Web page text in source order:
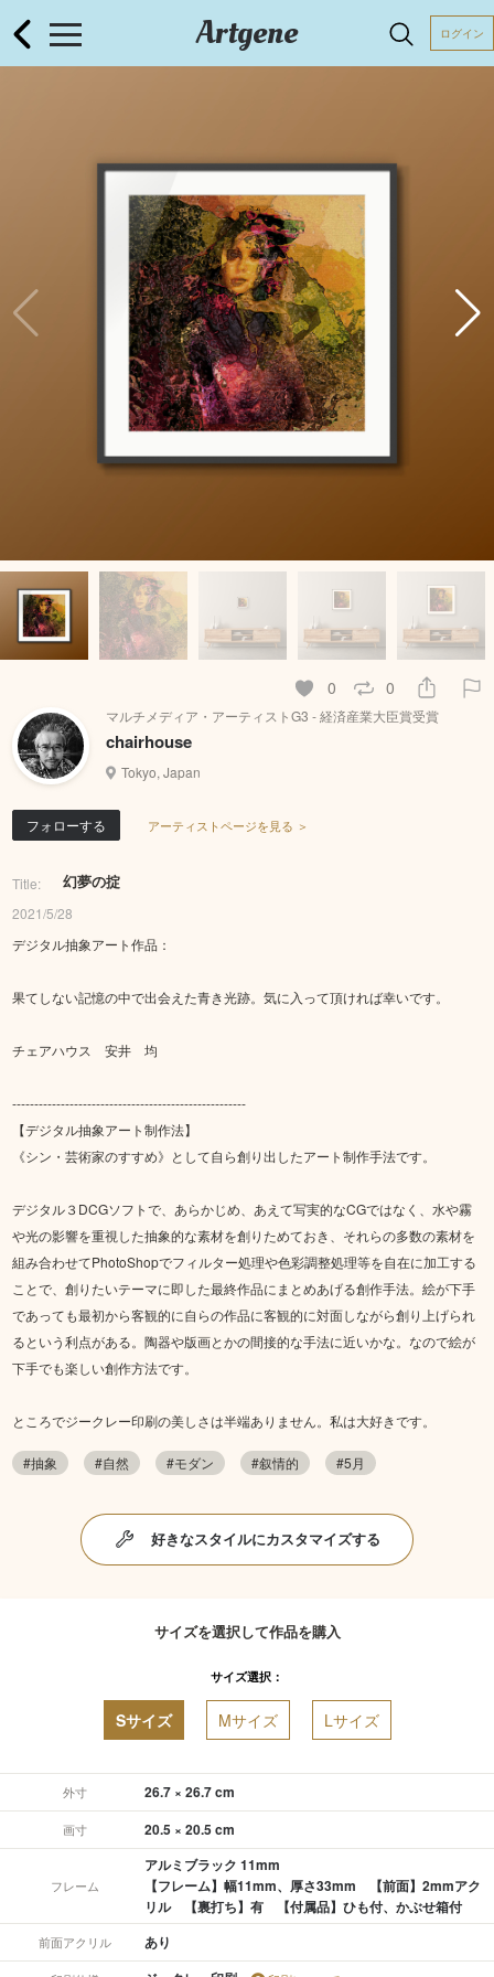
Artgene ログイン
0 0
マルチメディア・アーティストG3 - 経済産業大臣賞受賞
chairhouse
Tokyo, Japan
フォローする アーティストページを見る ＞
Title: 幻夢の掟
2021/5/28
デジタル抽象アート作品：
果てしない記憶の中で出会えた青き光跡。気に入って頂ければ幸いです。
チェアハウス 安井 均
-----------------------------------------------------
【デジタル抽象アート制作法】
《シン・芸術家のすすめ》として自ら創り出したアート制作手法です。
デジタル３DCGソフトで、あらかじめ、あえて写実的なCGではなく、水や霧
や光の影響を重視した抽象的な素材を創りためておき、それらの多数の素材を
組み合わせてPhotoShopでフィルター処理や色彩調整処理等を自在に加工する
ことで、創りたいテーマに即した最終作品にまとめあげる創作手法。絵が下手
であっても最初から客観的に自らの作品に客観的に対面しながら創り上げられ
るという利点がある。陶器や版画とかの間接的な手法に近いかな。なので絵が
下手でも楽しい創作方法です。
ところでジークレー印刷の美しさは半端ありません。私は大好きです。
#抽象 #自然 #モダン #叙情的 #5月
好きなスタイルにカスタマイズする
サイズを選択して作品を購入
サイズ選択：
Sサイズ Mサイズ Lサイズ
外寸 26.7 × 26.7 cm
画寸 20.5 × 20.5 cm
フレーム
アルミブラック 11mm
【フレーム】幅11mm、厚さ33mm 【前面】2mmアク
リル 【裏打ち】有 【付属品】ひも付、かぶせ箱付
前面アクリル あり